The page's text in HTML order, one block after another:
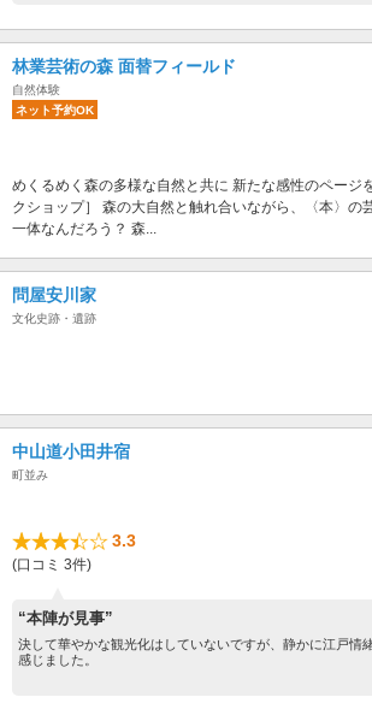
林業芸術の森 面替フィールド
自然体験
ネット予約OK
めくるめく森の多様な自然と共に 新たな感性のページ
クショップ］ 森の大自然と触れ合いながら、〈本〉の
一体なんだろう？ 森...
問屋安川家
文化史跡・遺跡
中山道小田井宿
町並み
3.3
(口コミ 3件)
“本陣が見事”
決して華やかな観光化はしていないですが、静かに江戸情
感じました。